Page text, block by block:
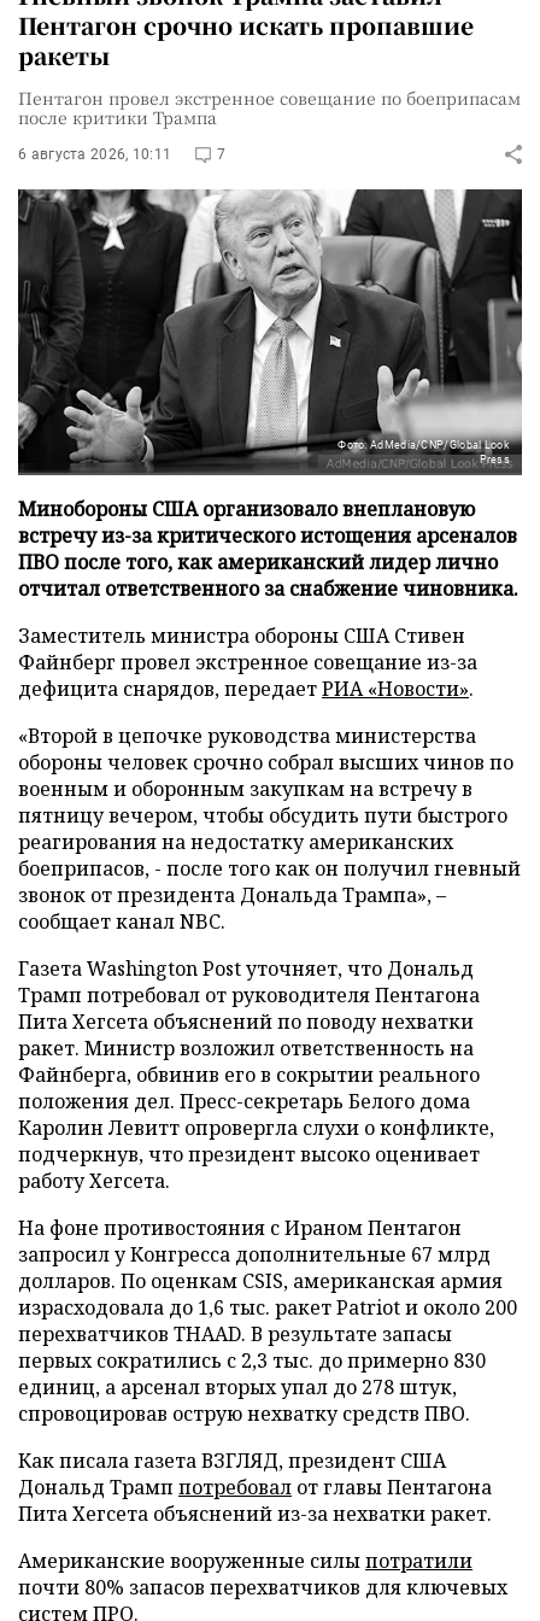
Пентагон срочно искать пропавшие
ракеты
Пентагон провел экстренное совещание по боеприпасам
после критики Трампа
6 августа 2026, 10:11 7
Фото: AdMedia/CNP/Global Look
Press
Минобороны США организовало внеплановую
встречу из-за критического истощения арсеналов
ПВО после того, как американский лидер лично
отчитал ответственного за снабжение чиновника.
Заместитель министра обороны США Стивен
Файнберг провел экстренное совещание из-за
дефицита снарядов, передаетРИА «Новости».
«Второй в цепочке руководства министерства
обороны человек срочно собрал высших чинов по
военным и оборонным закупкам на встречу в
пятницу вечером, чтобы обсудить пути быстрого
реагирования на недостатку американских
боеприпасов, - после того как он получил гневный
звонок от президента Дональда Трампа», –
сообщает канал NBC.
Газета Washington Post уточняет, что Дональд
Трамп потребовал от руководителя Пентагона
Пита Хегсета объяснений по поводу нехватки
ракет. Министр возложил ответственность на
Файнберга, обвинив его в сокрытии реального
положения дел. Пресс-секретарь Белого дома
Каролин Левитт опровергла слухи о конфликте,
подчеркнув, что президент высоко оценивает
работу Хегсета.
На фоне противостояния с Ираном Пентагон
запросил у Конгресса дополнительные 67 млрд
долларов. По оценкам CSIS, американская армия
израсходовала до 1,6 тыс. ракет Patriot и около 200
перехватчиков THAAD. В результате запасы
первых сократились с 2,3 тыс. до примерно 830
единиц, а арсенал вторых упал до 278 штук,
спровоцировав острую нехватку средств ПВО.
Как писала газета ВЗГЛЯД, президент США
Дональд Трамп потребовал от главы Пентагона
Пита Хегсета объяснений из-за нехватки ракет.
Американские вооруженные силыпотратили
почти 80% запасов перехватчиков для ключевых
систем ПРО.